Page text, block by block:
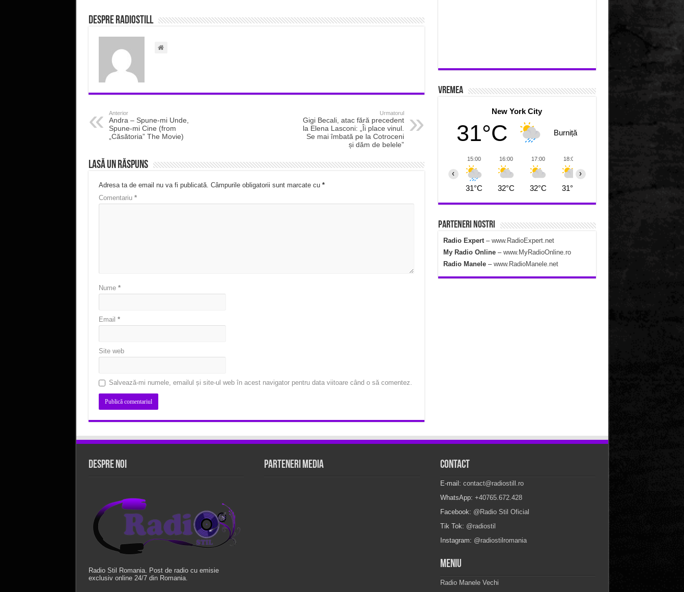
Despre radiostill
Anterior
Andra – Spune-mi Unde,
Spune-mi Cine (from
„Căsătoria” The Movie)
Urmatorul
Gigi Becali, atac fără precedent
la Elena Lasconi: „Îi place vinul.
Se mai îmbată pe la Cotroceni
și dăm de belele”
Lasă un răspuns
Adresa ta de email nu va fi publicată. Câmpurile obligatorii sunt marcate cu *
Comentariu *
Nume *
Email *
Site web
Salvează-mi numele, emailul și site-ul web în acest navigator pentru data viitoare când o să comentez.
Vremea
New York City
31°C Burniță
15:00
31°C
16:00
32°C
17:00
32°C
18:00
31°C 29°C
‹ ›
Parteneri Nostri
Radio Expert– www.RadioExpert.net
My Radio Online– www.MyRadioOnline.ro
Radio Manele – www.RadioManele.net
Despre Noi
Radio Stil Romania. Post de radio cu emisie
exclusiv online 24/7 din Romania.
Parteneri Media Contact
E-mail: contact@radiostill.ro
WhatsApp: +40765.672.428
Facebook: @Radio Stil Oficial
Tik Tok: @radiostil
Instagram: @radiostilromania
Meniu
Radio Manele Vechi